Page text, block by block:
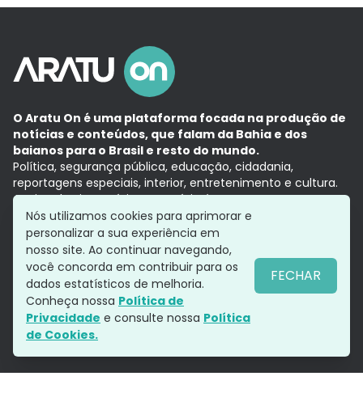
O Aratu On é uma plataforma focada na produção de
notícias e conteúdos, que falam da Bahia e dos
baianos para o Brasil e resto do mundo.
Política, segurança pública, educação, cidadania,
reportagens especiais, interior, entretenimento e cultura.
Aqui, tudo vira notícia e a notícia é no tempo presente,
com a credibilidade do Grupo Aratu.
Grupo Aratu
Política de privacidade
Siga-nos
Nós utilizamos cookies para aprimorar e
personalizar a sua experiência em
nosso site. Ao continuar navegando,
você concorda em contribuir para os
dados estatísticos de melhoria.
Conheça nossa Política de
Privacidade e consulte nossa Política
de Cookies.
FECHAR